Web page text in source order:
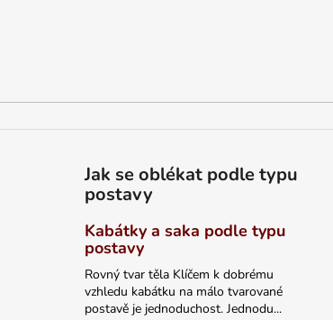
Jak se oblékat podle typu
postavy
Kabátky a saka podle typu
postavy
Rovný tvar těla Klíčem k dobrému
vzhledu kabátku na málo tvarované
postavě je jednoduchost. Jednodu...